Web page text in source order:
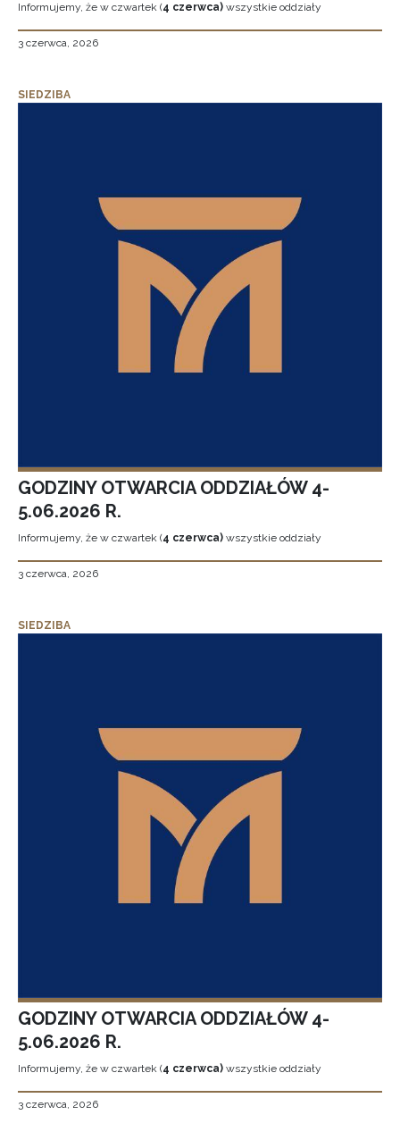
Informujemy, że w czwartek (4 czerwca) wszystkie oddziały
3 czerwca, 2026
SIEDZIBA
GODZINY OTWARCIA ODDZIAŁÓW 4-
5.06.2026 R.
Informujemy, że w czwartek (4 czerwca) wszystkie oddziały
3 czerwca, 2026
SIEDZIBA
GODZINY OTWARCIA ODDZIAŁÓW 4-
5.06.2026 R.
Informujemy, że w czwartek (4 czerwca) wszystkie oddziały
3 czerwca, 2026